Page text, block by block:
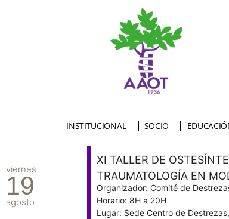
INSTITUCIONAL SOCIO
viernes
19
agosto
XI TALLER DE
TRAUMATOLOGÍA EN
Organizador: Comité de
Horario: 8H a 20H
Lugar: Sede Centro de